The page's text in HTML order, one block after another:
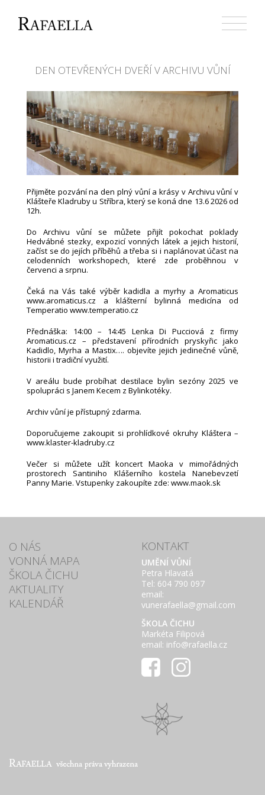
obsahu
webu
DEN OTEVŘENÝCH DVEŘÍ V ARCHIVU VŮNÍ
Přijměte pozvání na den plný vůní a krásy v Archivu vůní v
Klášteře Kladruby u Stříbra, který se koná dne 13.6 2026 od
12h.
Do Archivu vůní se můžete přijít pokochat poklady
Hedvábné stezky, expozicí vonných látek a jejich historií,
začíst se do jejích příběhů a třeba si i naplánovat účast na
celodenních workshopech, které zde proběhnou v
červenci a srpnu.
Čeká na Vás také výběr kadidla a myrhy a Aromaticus
www.aromaticus.cz a klášterní bylinná medicína od
Temperatio www.temperatio.cz
Přednáška: 14:00 – 14:45 Lenka Di Pucciová z firmy
Aromaticus.cz – představení přírodních pryskyřic jako
Kadidlo, Myrha a Mastix…. objevíte jejich jedinečné vůně,
historii i tradiční využití.
V areálu bude probíhat destilace bylin sezóny 2025 ve
spolupráci s Janem Kecem z Bylinkotéky.
Archiv vůní je přístupný zdarma.
Doporučujeme zakoupit si prohlídkové okruhy Kláštera –
www.klaster-kladruby.cz
Večer si můžete užít koncert Maoka v mimořádných
prostorech Santiniho Klášerního kostela Nanebevzetí
Panny Marie. Vstupenky zakoupíte zde: www.maok.sk
O NÁS
VONNÁ MAPA
ŠKOLA ČICHU
AKTUALITY
KALENDÁŘ
KONTAKT
UMĚNÍ VŮNÍ
Petra Hlavatá
Tel: 604 790 097
email:
vunerafaella@gmail.com
ŠKOLA ČICHU
Markéta Filipová
email: info@rafaella.cz